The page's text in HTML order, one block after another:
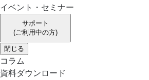
イベント・セミナー
サポート
(ご利用中の方)
閉じる
コラム
資料ダウンロード